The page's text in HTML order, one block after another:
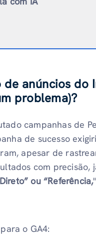
anúncios do
problema)?
campanhas de
de sucesso
apesar de
com precisão,
ou “Referência,
o GA4: